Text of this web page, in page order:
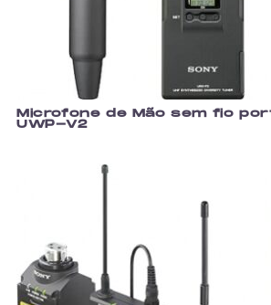
Microfone de Mão sem fio
UWP-V2